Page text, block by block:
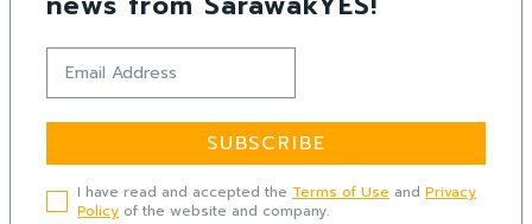
SUBSCRIBE
I have read and accepted the Terms of Use and Privacy
Policy of the website and company.